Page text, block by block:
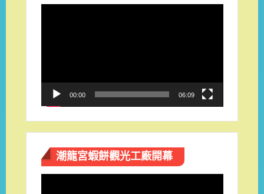
00:00 06:09
潮龍宮蝦餅觀光工廠開幕